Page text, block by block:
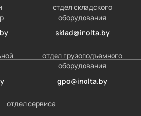
отдел складского
оборудования
sklad@inolta.by
отдел грузоподъемного
оборудования
gpo@inolta.by
отдел сервиса